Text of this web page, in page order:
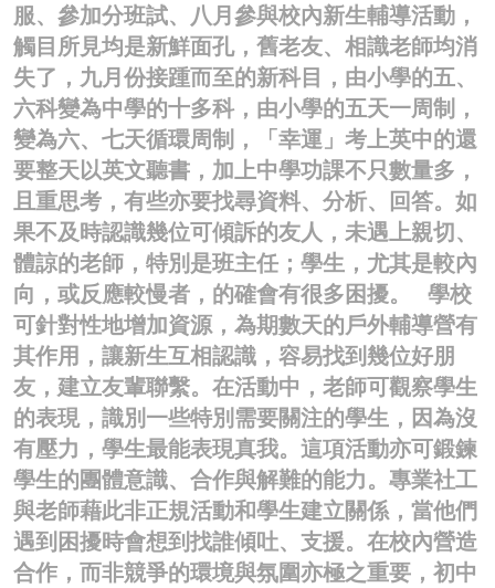
服、參加分班試、八月參與校內新生輔導活動，
觸目所見均是新鮮面孔，舊老友、相識老師均消
失了，九月份接踵而至的新科目，由小學的五、
六科變為中學的十多科，由小學的五天一周制，
變為六、七天循環周制，「幸運」考上英中的還
要整天以英文聽書，加上中學功課不只數量多，
且重思考，有些亦要找尋資料、分析、回答。如
果不及時認識幾位可傾訴的友人，未遇上親切、
體諒的老師，特別是班主任；學生，尤其是較內
向，或反應較慢者，的確會有很多困擾。 學校
可針對性地增加資源，為期數天的戶外輔導營有
其作用，讓新生互相認識，容易找到幾位好朋
友，建立友輩聯繫。在活動中，老師可觀察學生
的表現，識別一些特別需要關注的學生，因為沒
有壓力，學生最能表現真我。這項活動亦可鍛鍊
學生的團體意識、合作與解難的能力。專業社工
與老師藉此非正規活動和學生建立關係，當他們
遇到困擾時會想到找誰傾吐、支援。在校內營造
合作，而非競爭的環境與氛圍亦極之重要，初中